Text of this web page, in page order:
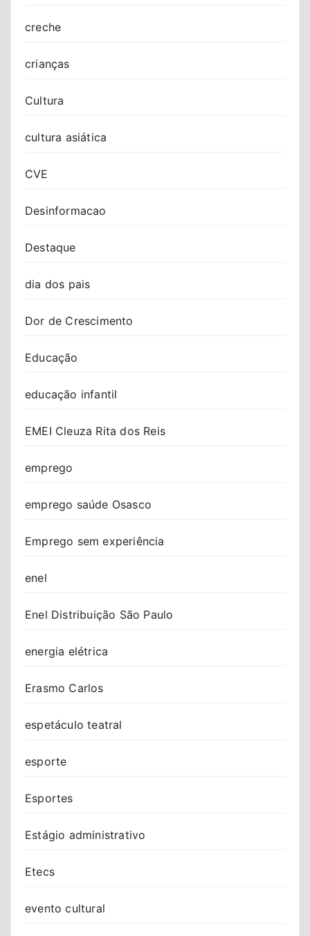
creche
crianças
Cultura
cultura asiática
CVE
Desinformacao
Destaque
dia dos pais
Dor de Crescimento
Educação
educação infantil
EMEI Cleuza Rita dos Reis
emprego
emprego saúde Osasco
Emprego sem experiência
enel
Enel Distribuição São Paulo
energia elétrica
Erasmo Carlos
espetáculo teatral
esporte
Esportes
Estágio administrativo
Etecs
evento cultural